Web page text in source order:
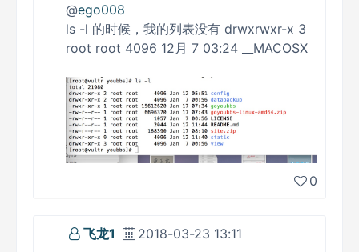
@ego008
ls -l 的时候，我的列表没有 drwxrwxr-x 3
root root 4096 12月 7 03:24 __MACOSX
0
飞龙1
2018-03-23 13:11